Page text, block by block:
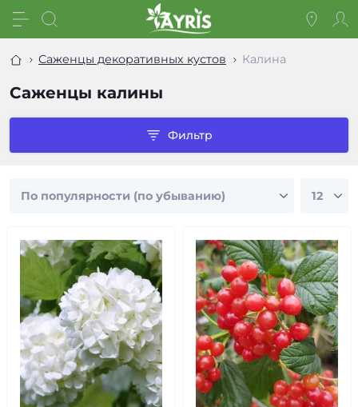
Саженцы декоративных кустов Калина
Саженцы калины
Фильтр